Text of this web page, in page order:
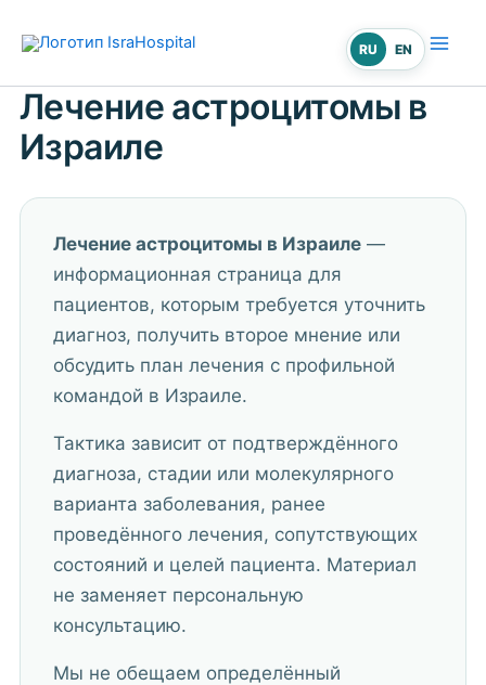
Лечение астроцитомы в
Израиле
Лечение астроцитомы в Израиле —
информационная страница для
пациентов, которым требуется уточнить
диагноз, получить второе мнение или
обсудить план лечения с профильной
командой в Израиле.
Тактика зависит от подтверждённого
диагноза, стадии или молекулярного
варианта заболевания, ранее
проведённого лечения, сопутствующих
состояний и целей пациента. Материал
не заменяет персональную
консультацию.
Мы не обещаем определённый
RU EN